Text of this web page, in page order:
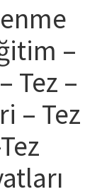
–
Tez –
– Tez